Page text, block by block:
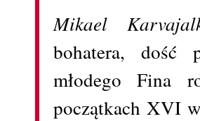
Mikael
bohatera, dość
młodego Fina
początkach XVI